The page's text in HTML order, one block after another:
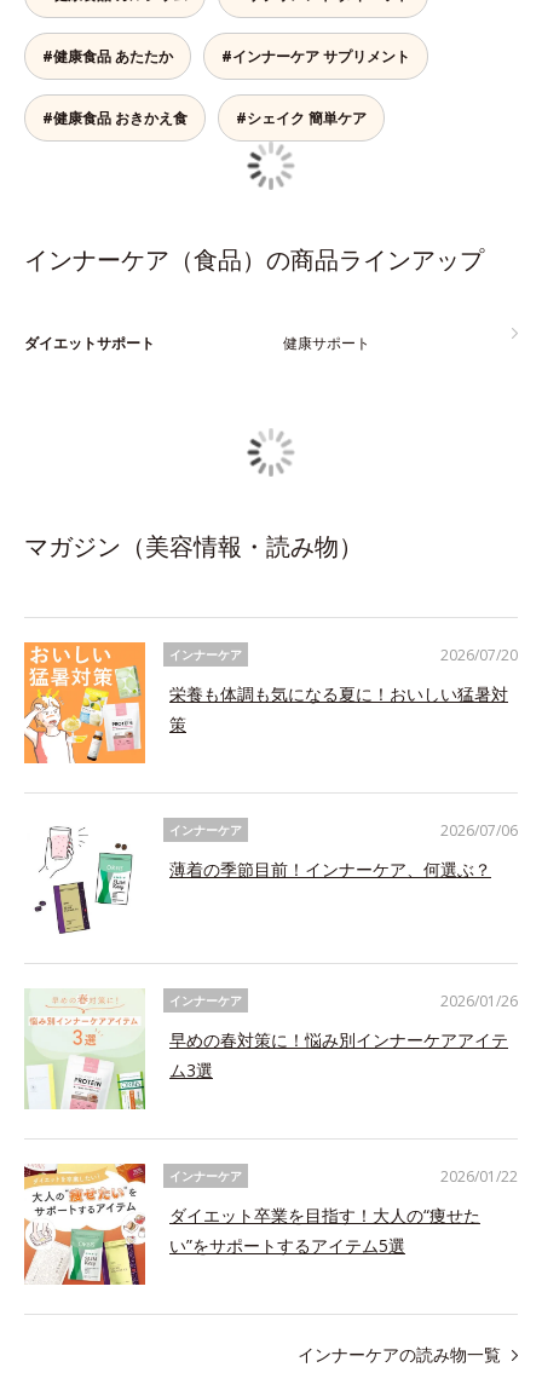
#健康食品 あたたか #インナーケア サプリメント
#健康食品 おきかえ食 #シェイク 簡単ケア
インナーケア（食品）の商品ラインアップ
ダイエットサポート 健康サポート
マガジン（美容情報・読み物）
インナーケア
栄養も体調も気になる夏に！おいしい猛暑対
策
2026/07/20
インナーケア
薄着の季節目前！インナーケア、何選ぶ？
2026/07/06
インナーケア
早めの春対策に！悩み別インナーケアアイテ
ム3選
2026/01/26
インナーケア
ダイエット卒業を目指す！大人の“痩せた
い”をサポートするアイテム5選
2026/01/22
インナーケアの読み物一覧